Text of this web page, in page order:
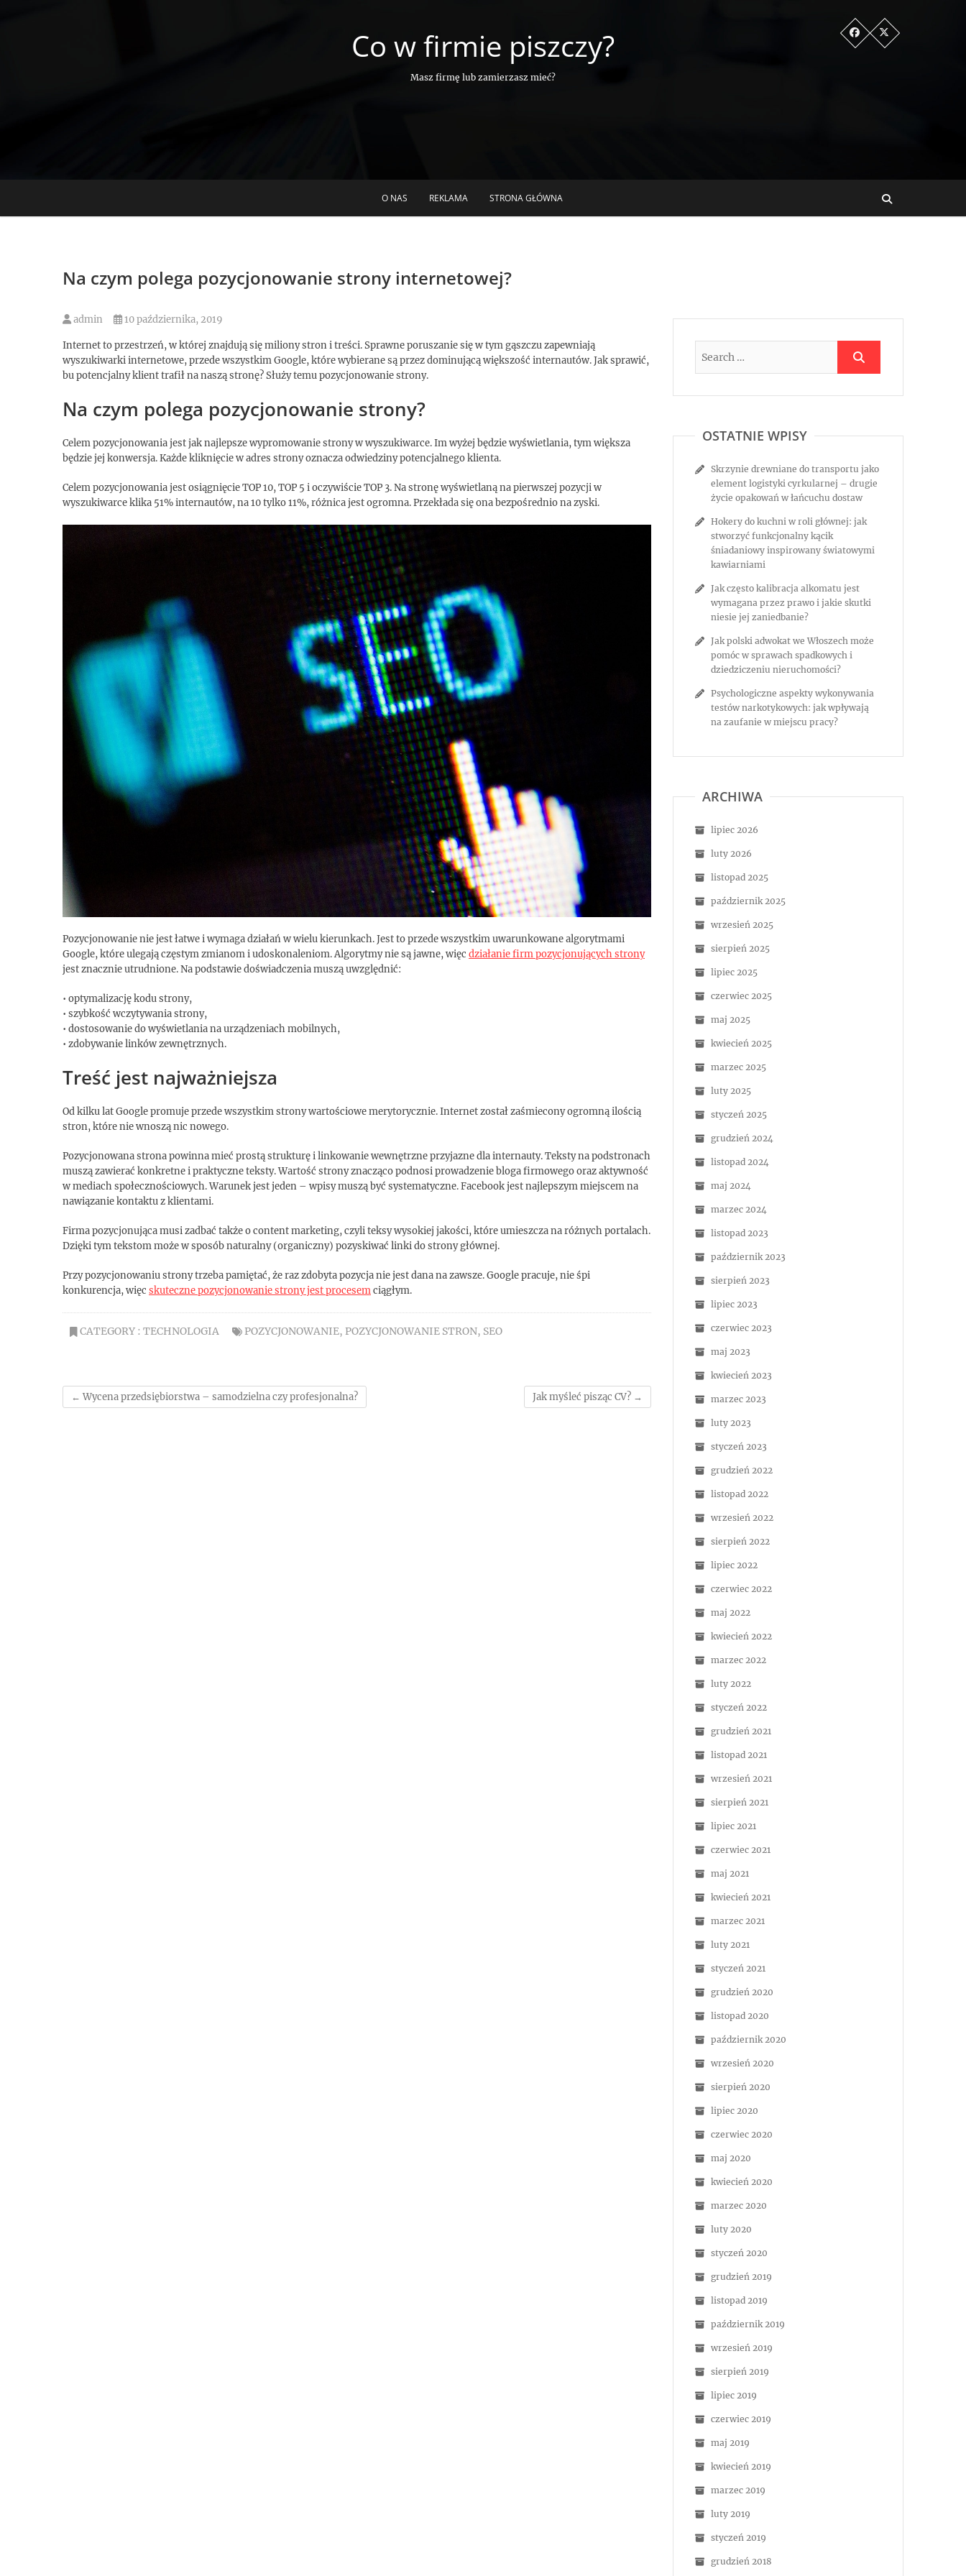
Co w firmie piszczy?
Masz firmę lub zamierzasz mieć?
O NAS REKLAMA STRONA GŁÓWNA
Na czym polega pozycjonowanie strony internetowej?
admin 10 października, 2019
Internet to przestrzeń, w której znajdują się miliony stron i treści. Sprawne poruszanie się w tym gąszczu zapewniają
wyszukiwarki internetowe, przede wszystkim Google, które wybierane są przez dominującą większość internautów. Jak sprawić,
bu potencjalny klient trafił na naszą stronę? Służy temu pozycjonowanie strony.
Na czym polega pozycjonowanie strony?
Celem pozycjonowania jest jak najlepsze wypromowanie strony w wyszukiwarce. Im wyżej będzie wyświetlania, tym większa
będzie jej konwersja. Każde kliknięcie w adres strony oznacza odwiedziny potencjalnego klienta.
Celem pozycjonowania jest osiągnięcie TOP 10, TOP 5 i oczywiście TOP 3. Na stronę wyświetlaną na pierwszej pozycji w
wyszukiwarce klika 51% internautów, na 10 tylko 11%, różnica jest ogromna. Przekłada się ona bezpośrednio na zyski.
Pozycjonowanie nie jest łatwe i wymaga działań w wielu kierunkach. Jest to przede wszystkim uwarunkowane algorytmami
Google, które ulegają częstym zmianom i udoskonaleniom. Algorytmy nie są jawne, więc działanie firm pozycjonujących strony
jest znacznie utrudnione. Na podstawie doświadczenia muszą uwzględnić:
• optymalizację kodu strony,
• szybkość wczytywania strony,
• dostosowanie do wyświetlania na urządzeniach mobilnych,
• zdobywanie linków zewnętrznych.
Treść jest najważniejsza
Od kilku lat Google promuje przede wszystkim strony wartościowe merytorycznie. Internet został zaśmiecony ogromną ilością
stron, które nie wnoszą nic nowego.
Pozycjonowana strona powinna mieć prostą strukturę i linkowanie wewnętrzne przyjazne dla internauty. Teksty na podstronach
muszą zawierać konkretne i praktyczne teksty. Wartość strony znacząco podnosi prowadzenie bloga firmowego oraz aktywność
w mediach społecznościowych. Warunek jest jeden – wpisy muszą być systematyczne. Facebook jest najlepszym miejscem na
nawiązanie kontaktu z klientami.
Firma pozycjonująca musi zadbać także o content marketing, czyli teksy wysokiej jakości, które umieszcza na różnych portalach.
Dzięki tym tekstom może w sposób naturalny (organiczny) pozyskiwać linki do strony głównej.
Przy pozycjonowaniu strony trzeba pamiętać, że raz zdobyta pozycja nie jest dana na zawsze. Google pracuje, nie śpi
konkurencja, więc skuteczne pozycjonowanie strony jest procesemciągłym.
CATEGORY : TECHNOLOGIA POZYCJONOWANIE, POZYCJONOWANIE STRON, SEO
← Wycena przedsiębiorstwa – samodzielna czy profesjonalna? Jak myśleć pisząc CV? →
OSTATNIE WPISY
Skrzynie drewniane do transportu jako
element logistyki cyrkularnej – drugie
życie opakowań w łańcuchu dostaw
Hokery do kuchni w roli głównej: jak
stworzyć funkcjonalny kącik
śniadaniowy inspirowany światowymi
kawiarniami
Jak często kalibracja alkomatu jest
wymagana przez prawo i jakie skutki
niesie jej zaniedbanie?
Jak polski adwokat we Włoszech może
pomóc w sprawach spadkowych i
dziedziczeniu nieruchomości?
Psychologiczne aspekty wykonywania
testów narkotykowych: jak wpływają
na zaufanie w miejscu pracy?
ARCHIWA
lipiec 2026
luty 2026
listopad 2025
październik 2025
wrzesień 2025
sierpień 2025
lipiec 2025
czerwiec 2025
maj 2025
kwiecień 2025
marzec 2025
luty 2025
styczeń 2025
grudzień 2024
listopad 2024
maj 2024
marzec 2024
listopad 2023
październik 2023
sierpień 2023
lipiec 2023
czerwiec 2023
maj 2023
kwiecień 2023
marzec 2023
luty 2023
styczeń 2023
grudzień 2022
listopad 2022
wrzesień 2022
sierpień 2022
lipiec 2022
czerwiec 2022
maj 2022
kwiecień 2022
marzec 2022
luty 2022
styczeń 2022
grudzień 2021
listopad 2021
wrzesień 2021
sierpień 2021
lipiec 2021
czerwiec 2021
maj 2021
kwiecień 2021
marzec 2021
luty 2021
styczeń 2021
grudzień 2020
listopad 2020
październik 2020
wrzesień 2020
sierpień 2020
lipiec 2020
czerwiec 2020
maj 2020
kwiecień 2020
marzec 2020
luty 2020
styczeń 2020
grudzień 2019
listopad 2019
październik 2019
wrzesień 2019
sierpień 2019
lipiec 2019
czerwiec 2019
maj 2019
kwiecień 2019
marzec 2019
luty 2019
styczeń 2019
grudzień 2018